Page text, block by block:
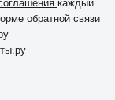
каждый
обратной связи